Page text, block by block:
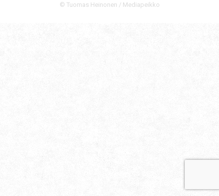
© Tuomas Heinonen / Mediapeikko